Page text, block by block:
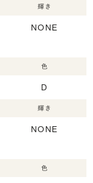
輝き
NONE
色
D
輝き
NONE
色